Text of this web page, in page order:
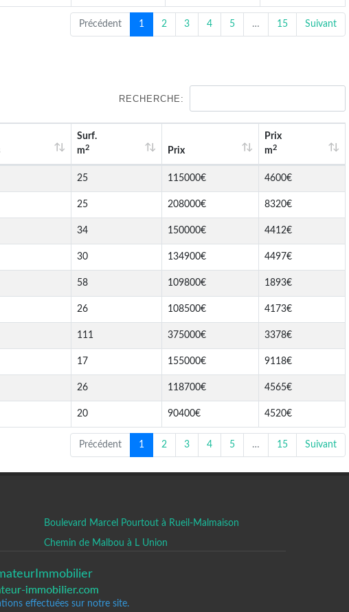
Précédent 1 2 3 4 5 … 15 Suivant
RECHERCHE:
Surf.
m2 Prix
Prix
m2
25 115000€ 4600€
25 208000€ 8320€
34 150000€ 4412€
30 134900€ 4497€
58 109800€ 1893€
26 108500€ 4173€
111 375000€ 3378€
17 155000€ 9118€
26 118700€ 4565€
20 90400€ 4520€
Précédent 1 2 3 4 5 … 15 Suivant
Boulevard Marcel Pourtout à Rueil-Malmaison
Chemin de Malbou à L Union
effectuées sur notre site.